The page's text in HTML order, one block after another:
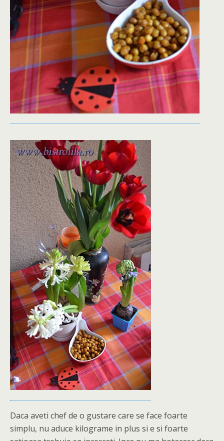
Daca aveti chef de o gustare care se face foarte
simplu, nu aduce kilograme in plus si e si foarte